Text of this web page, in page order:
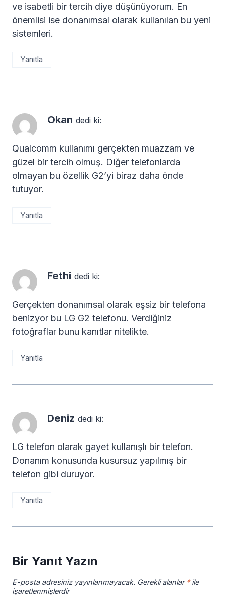
ve isabetli bir tercih diye düşünüyorum. En
önemlisi ise donanımsal olarak kullanılan bu yeni
sistemleri.
Yanıtla
Okan dedi ki:
Qualcomm kullanımı gerçekten muazzam ve
güzel bir tercih olmuş. Diğer telefonlarda
olmayan bu özellik G2’yi biraz daha önde
tutuyor.
Yanıtla
Fethi dedi ki:
Gerçekten donanımsal olarak eşsiz bir telefona
benizyor bu LG G2 telefonu. Verdiğiniz
fotoğraflar bunu kanıtlar nitelikte.
Yanıtla
Deniz dedi ki:
LG telefon olarak gayet kullanışlı bir telefon.
Donanım konusunda kusursuz yapılmış bir
telefon gibi duruyor.
Yanıtla
Bir Yanıt Yazın
E-posta adresiniz yayınlanmayacak. Gerekli alanlar *ile
işaretlenmişlerdir